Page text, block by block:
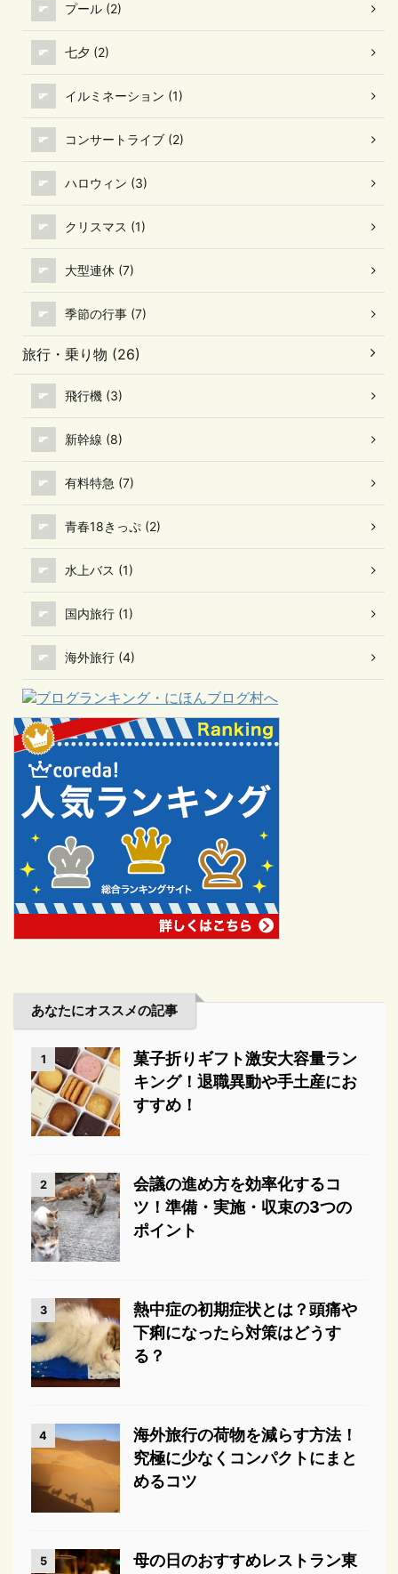
プール (2)
七夕 (2)
イルミネーション (1)
コンサートライブ (2)
ハロウィン (3)
クリスマス (1)
大型連休 (7)
季節の行事 (7)
旅行・乗り物 (26)
飛行機 (3)
新幹線 (8)
有料特急 (7)
青春18きっぷ (2)
水上バス (1)
国内旅行 (1)
海外旅行 (4)
あなたにオススメの記事
1
菓子折りギフト激安大容量ラン
キング！退職異動や手土産にお
すすめ！
2
会議の進め方を効率化するコ
ツ！準備・実施・収束の3つの
ポイント
3
熱中症の初期症状とは？頭痛や
下痢になったら対策はどうす
る？
4
海外旅行の荷物を減らす方法！
究極に少なくコンパクトにまと
めるコツ
5 母の日のおすすめレストラン東